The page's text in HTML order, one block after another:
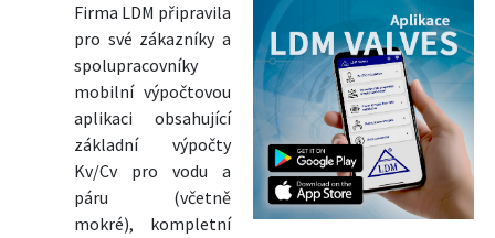
Firma LDM připravila
pro své zákazníky a
spolupracovníky
mobilní výpočtovou
aplikaci obsahující
základní výpočty
Kv/Cv pro vodu a
páru (včetně
mokré), kompletní